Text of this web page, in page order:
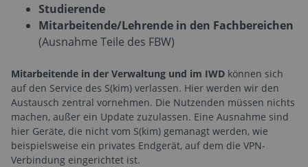
Studierende
Mitarbeitende/Lehrende in den Fachbereichen
(Ausnahme Teile des FBW)
Mitarbeitende in der Verwaltung und im IWD können sich
auf den Service des S(kim) verlassen. Hier werden wir den
Austausch zentral vornehmen. Die Nutzenden müssen nichts
machen, außer ein Update zuzulassen. Eine Ausnahme sind
hier Geräte, die nicht vom S(kim) gemanagt werden, wie
beispielsweise ein privates Endgerät, auf dem die VPN-
Verbindung eingerichtet ist.